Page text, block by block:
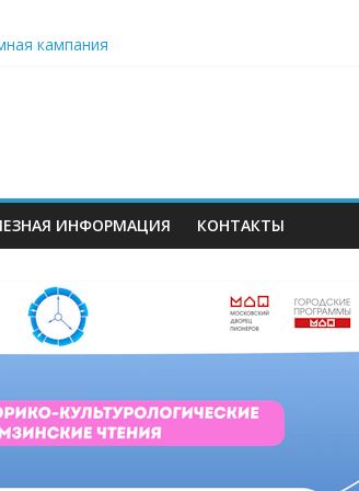
кампания
серию бесплатных образовательных
цветов»
ИНФОРМАЦИЯ КОНТАКТЫ